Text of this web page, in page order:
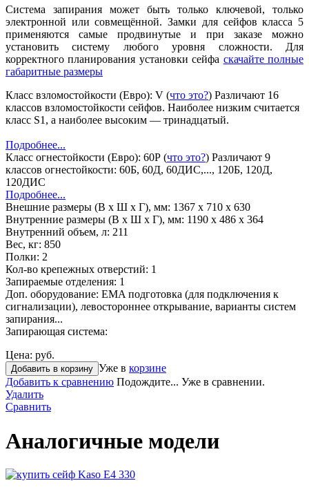
Система запирания может быть только ключевой, только
электронной или совмещённой. Замки для сейфов класса 5
применяются самые продвинутые и при заказе можно
установить систему любого уровня сложности. Для
корректного планирования установки сейфа скачайте полные
габаритные размеры
Класс взломостойкости (Евро): V (что это?) Различают 16
классов взломостойкости сейфов. Наиболее низким считается
класс S1, а наиболее высоким — тринадцатый.
Подробнее...
Класс огнестойкости (Евро): 60Р (что это?) Различают 9
классов огнестойкости: 60Б, 60Д, 60ДИС,..., 120Б, 120Д,
120ДИС
Подробнее...
Внешние размеры (В х Ш х Г), мм: 1367 x 710 x 630
Внутренние размеры (В х Ш х Г), мм: 1190 x 486 x 364
Внутренний объем, л: 211
Вес, кг: 850
Полки: 2
Кол-во крепежных отверстий: 1
Запираемые отделения: 1
Доп. оборудование: EMA подготовка (для подключения к
сигнализации), левостороннее открывание, варианты систем
запирания...
Запирающая система:
Цена: руб.
Добавить в корзину Уже в корзине
Добавить к сравнению Подождите... Уже в сравнении.
Удалить
Сравнить
Аналогичные модели